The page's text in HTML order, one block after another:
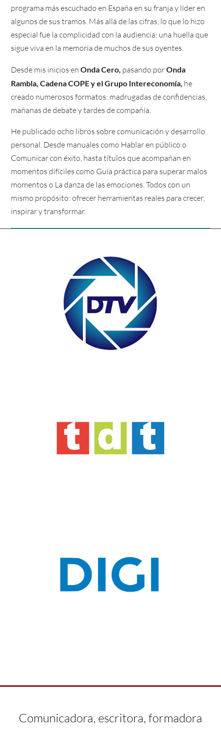
programa más escuchado en España en su franja y líder en
algunos de sus tramos. Más allá de las cifras, lo que lo hizo
especial fue la complicidad con la audiencia: una huella que
sigue viva en la memoria de muchos de sus oyentes.
Desde mis inicios enOnda Cero, pasando porOnda
Rambla, Cadena COPE y el Grupo Intereconomía, he
creado numerosos formatos: madrugadas de confidencias,
mañanas de debate y tardes de compañía.
He publicado ocho libros sobre comunicación y desarrollo
personal. Desde manuales como Hablar en público o
Comunicar con éxito, hasta títulos que acompañan en
momentos difíciles como Guía práctica para superar malos
momentos o La danza de las emociones. Todos con un
mismo propósito: ofrecer herramientas reales para crecer,
inspirar y transformar.
Comunicadora, escritora, formadora